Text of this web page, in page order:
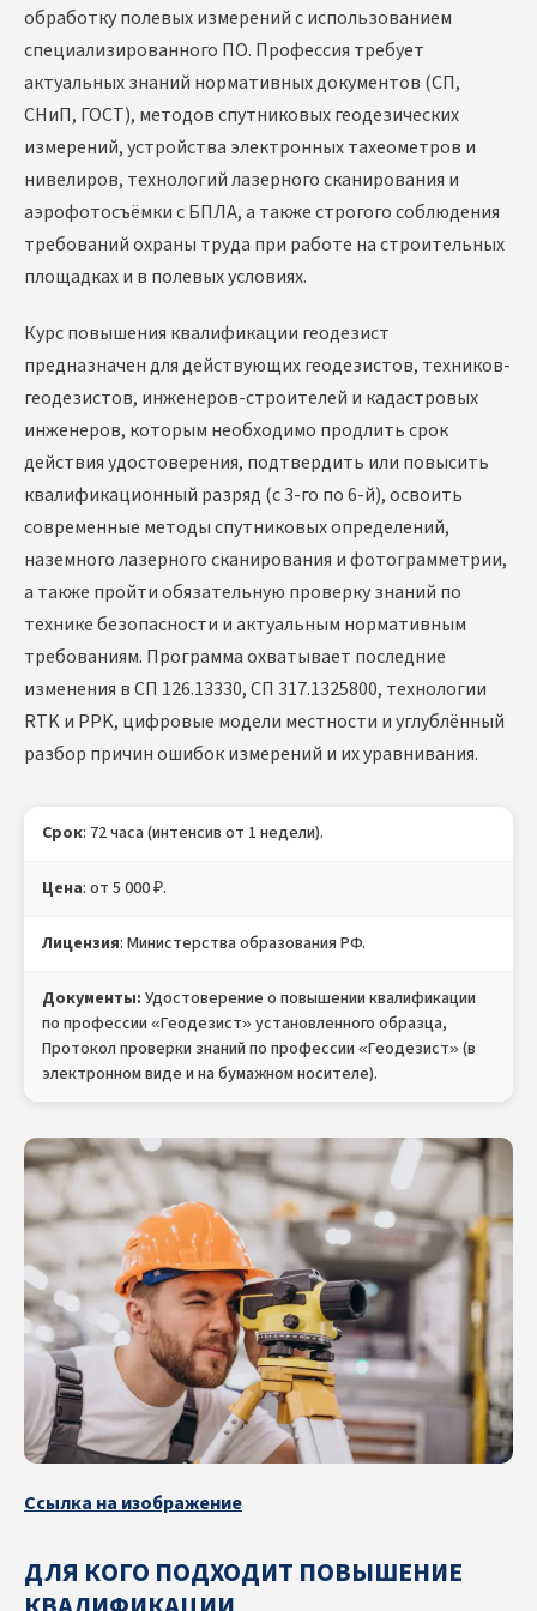
обработку полевых измерений с использованием
специализированного ПО. Профессия требует
актуальных знаний нормативных документов (СП,
СНиП, ГОСТ), методов спутниковых геодезических
измерений, устройства электронных тахеометров и
нивелиров, технологий лазерного сканирования и
аэрофотосъёмки с БПЛА, а также строгого соблюдения
требований охраны труда при работе на строительных
площадках и в полевых условиях.
Курс повышения квалификации геодезист
предназначен для действующих геодезистов, техников-
геодезистов, инженеров-строителей и кадастровых
инженеров, которым необходимо продлить срок
действия удостоверения, подтвердить или повысить
квалификационный разряд (с 3-го по 6-й), освоить
современные методы спутниковых определений,
наземного лазерного сканирования и фотограмметрии,
а также пройти обязательную проверку знаний по
технике безопасности и актуальным нормативным
требованиям. Программа охватывает последние
изменения в СП 126.13330, СП 317.1325800, технологии
RTK и PPK, цифровые модели местности и углублённый
разбор причин ошибок измерений и их уравнивания.
Срок: 72 часа (интенсив от 1 недели).
Цена: от 5 000 ₽.
Лицензия: Министерства образования РФ.
Документы: Удостоверение о повышении квалификации
по профессии «Геодезист» установленного образца,
Протокол проверки знаний по профессии «Геодезист» (в
электронном виде и на бумажном носителе).
Ссылка на изображение
ДЛЯ КОГО ПОДХОДИТ ПОВЫШЕНИЕ